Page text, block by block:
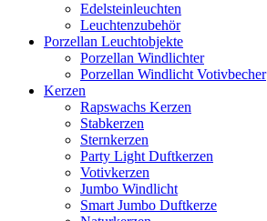
Edelsteinleuchten
Leuchtenzubehör
Porzellan Leuchtobjekte
Porzellan Windlichter
Porzellan Windlicht Votivbecher
Kerzen
Rapswachs Kerzen
Stabkerzen
Sternkerzen
Party Light Duftkerzen
Votivkerzen
Jumbo Windlicht
Smart Jumbo Duftkerze